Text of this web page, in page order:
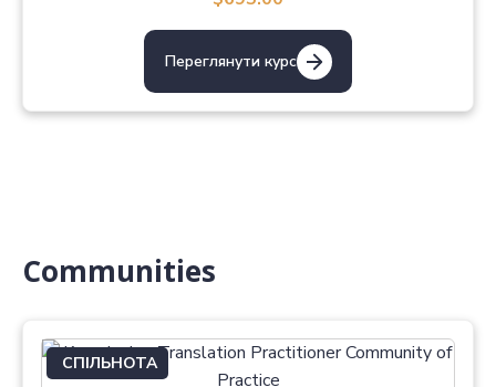
Переглянути курс
Communities
СПІЛЬНОТА